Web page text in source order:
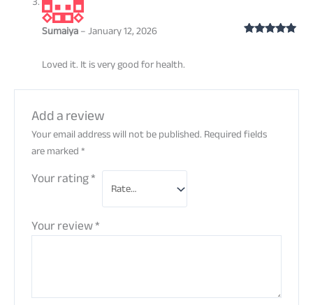
Sumaiya–January 12, 2026
Loved it. It is very good for health.
Add a review
Your email address will not be published.Required fields
are marked*
Your rating*
Your review*